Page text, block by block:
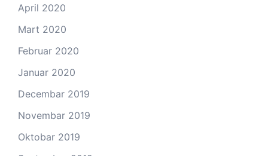
April 2020
Mart 2020
Februar 2020
Januar 2020
Decembar 2019
Novembar 2019
Oktobar 2019